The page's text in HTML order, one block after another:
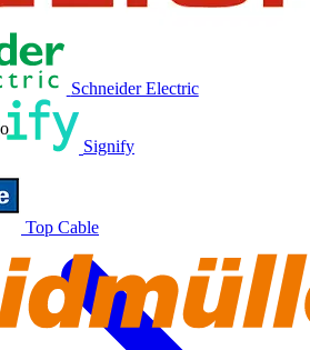
Schneider Electric
Signify
Top Cable